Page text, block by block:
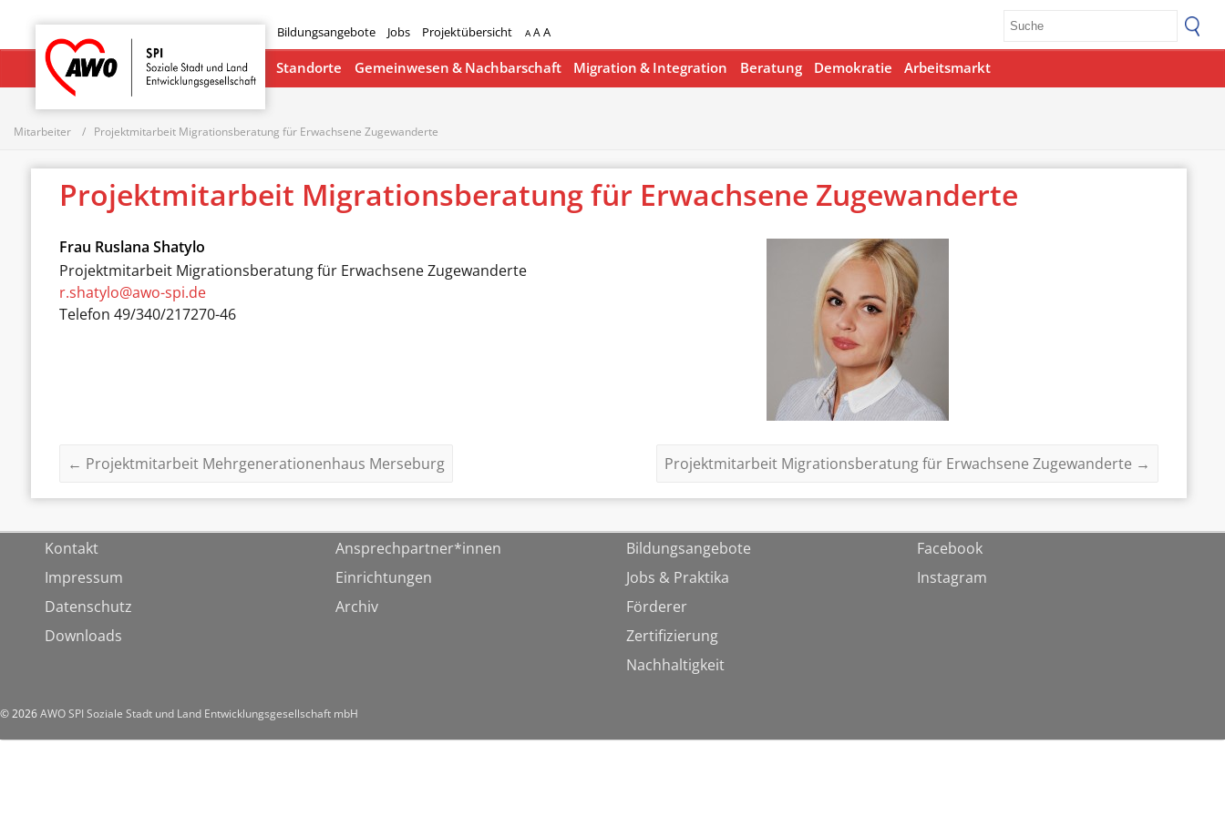
Bildungsangebote Jobs Projektübersicht A AA
Startseite
Standorte Gemeinwesen & Nachbarschaft Migration & Integration Beratung Demokratie Arbeitsmarkt
Mitarbeiter Projektmitarbeit Migrationsberatung für Erwachsene Zugewanderte
Projektmitarbeit Migrationsberatung für Erwachsene Zugewanderte
Frau Ruslana Shatylo
Projektmitarbeit Migrationsberatung für Erwachsene Zugewanderte
r.shatylo@awo-spi.de
Telefon49/340/217270-46
← Projektmitarbeit Mehrgenerationenhaus Merseburg Projektmitarbeit Migrationsberatung für Erwachsene Zugewanderte →
Kontakt
Impressum
Datenschutz
Downloads
Ansprechpartner*innen
Einrichtungen
Archiv
Bildungsangebote
Jobs & Praktika
Förderer
Zertifizierung
Nachhaltigkeit
Facebook
Instagram
© 2026AWO SPI Soziale Stadt und Land Entwicklungsgesellschaft mbH